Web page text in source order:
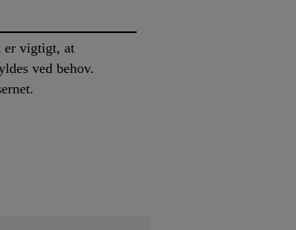
er vigtigt, at
ved behov.